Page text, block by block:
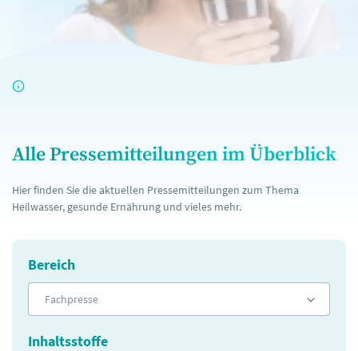
Alle Pressemitteilungen im Überblick
Hier finden Sie die aktuellen Pressemitteilungen zum Thema
Heilwasser, gesunde Ernährung und vieles mehr.
Bereich
Fachpresse
Inhaltsstoffe